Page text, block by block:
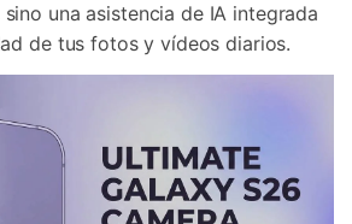
una asistencia de IA integrada
de tus fotos y vídeos diarios.